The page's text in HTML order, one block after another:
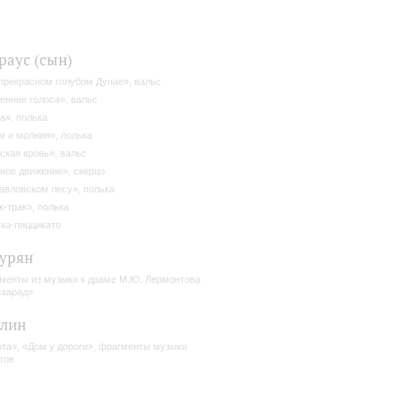
(сын)
голубом Дунае», вальс
голоса», вальс
полька
и молния», полька
кровь», вальс
движение», скерцо
лесу», полька
трак», полька
пиццикато
из музыки к драме М.Ю. Лермонтова
«Дом у дороги», фрагменты музыки